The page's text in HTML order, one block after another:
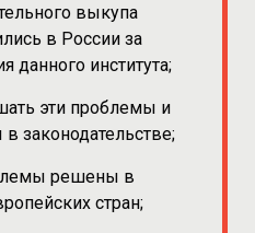
выкупа
в России за
данного института;
эти проблемы и
законодательстве;
решены в
стран;